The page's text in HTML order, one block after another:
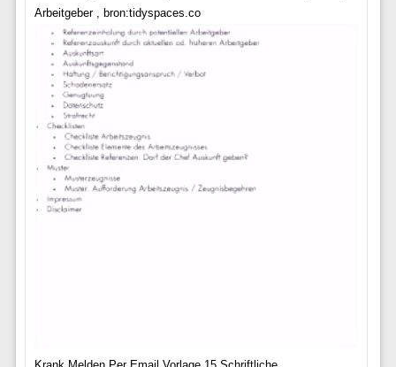
Arbeitgeber , bron:tidyspaces.co